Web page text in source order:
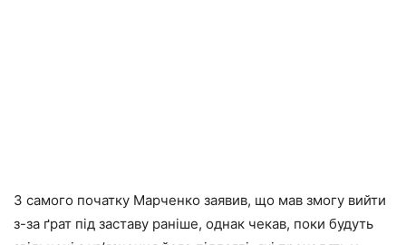
З самого початку Марченко заявив, що мав змогу вийти
з-за ґрат під заставу раніше, однак чекав, поки будуть